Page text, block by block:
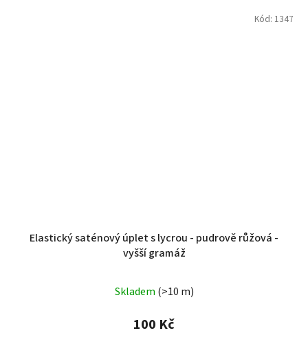
Elastický saténový úplet s lycrou - pudrově růžová -
vyšší gramáž
Skladem (>10 m)
100 Kč
Kód: 1347